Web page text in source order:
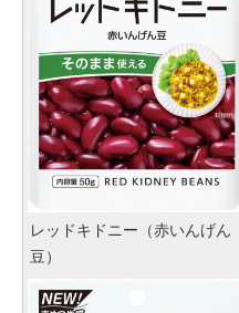
レッドキドニー（赤いんげん
豆）